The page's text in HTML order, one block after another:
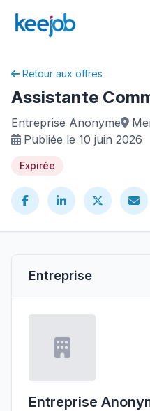
Retour aux offres
Assistante
Entreprise Anonyme
Publiée le 10 juin 2026
Expirée
Entreprise
Entreprise